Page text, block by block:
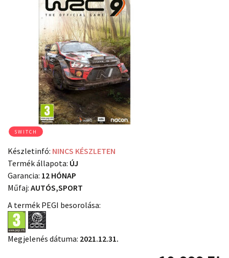
SWITCH
Készletinfó: NINCS KÉSZLETEN
Termék állapota: ÚJ
Garancia: 12 HÓNAP
Műfaj: AUTÓS,SPORT
A termék PEGI besorolása:
Megjelenés dátuma: 2021.12.31.